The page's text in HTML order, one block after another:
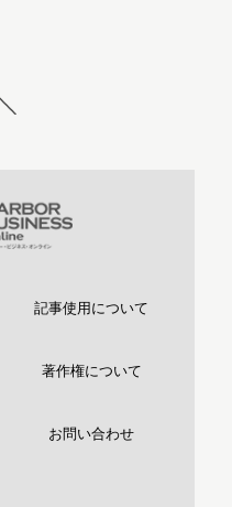
記事使用について
著作権について
お問い合わせ